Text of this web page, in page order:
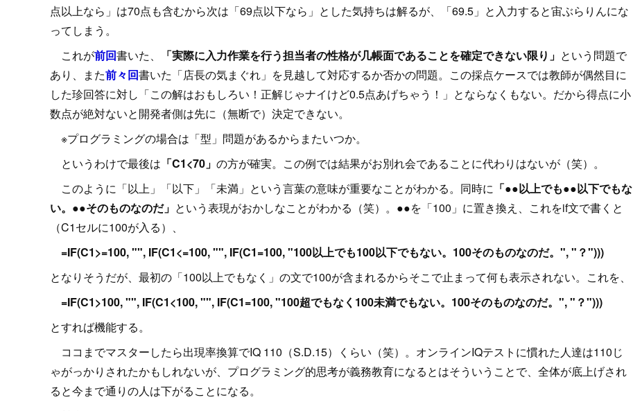
点以上なら」は70点も含むから次は「69点以下なら」とした気持ちは解るが、「69.5」と入力すると宙ぶらりんにな
ってしまう。
これが前回書いた、 「実際に入力作業を行う担当者の性格が几帳面であることを確定できない限り」 という問題で
あり、また前々回書いた「店長の気まぐれ」を見越して対応するか否かの問題。この採点ケースでは教師が偶然目に
した珍回答に対し「この解はおもしろい！正解じゃナイけど0.5点あげちゃう！」とならなくもない。だから得点に小
数点が絶対ないと開発者側は先に（無断で）決定できない。
※プログラミングの場合は「型」問題があるからまたいつか。
というわけで最後は 「C1<70」 の方が確実。この例では結果がお別れ会であることに代わりはないが（笑）。
このように「以上」「以下」「未満」という言葉の意味が重要なことがわかる。同時に 「●●以上でも●●以下でもな
い。●●そのものなのだ」 という表現がおかしなことがわかる（笑）。●●を「100」に置き換え、これをif文で書くと
（C1セルに100が入る）、
=IF(C1>=100, "", IF(C1<=100, "", IF(C1=100, "100以上でも100以下でもない。100そのものなのだ。", "？")))
となりそうだが、最初の「100以上でもなく」の文で100が含まれるからそこで止まって何も表示されない。これを、
=IF(C1>100, "", IF(C1<100, "", IF(C1=100, "100超でもなく100未満でもない。100そのものなのだ。", "？")))
とすれば機能する。
ココまでマスターしたら出現率換算でIQ 110（S.D.15）くらい（笑）。オンラインIQテストに慣れた人達は110じ
ゃがっかりされたかもしれないが、プログラミング的思考が義務教育になるとはそういうことで、全体が底上げされ
ると今まで通りの人は下がることになる。